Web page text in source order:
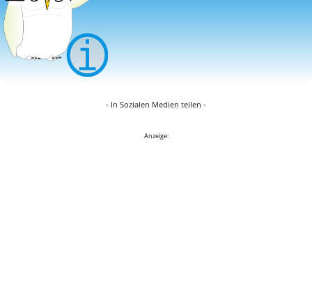
- In Sozialen Medien teilen -
Anzeige: